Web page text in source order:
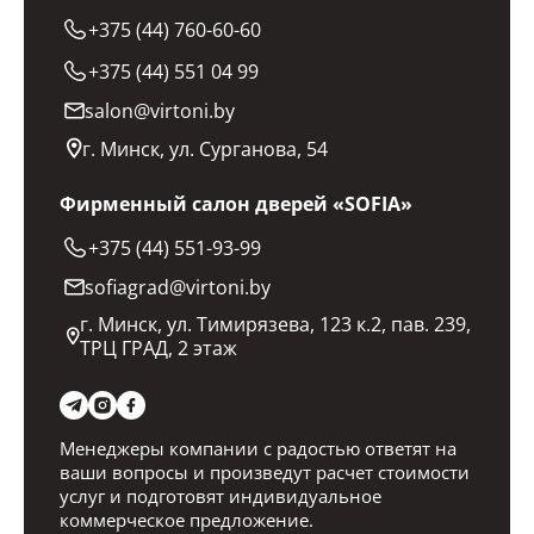
+375 (44) 760-60-60
+375 (44) 551 04 99
salon@virtoni.by
г. Минск, ул. Сурганова, 54
Фирменный салон дверей «SOFIA»
+375 (44) 551-93-99
sofiagrad@virtoni.by
г. Минск, ул. Тимирязева, 123 к.2, пав. 239,
ТРЦ ГРАД, 2 этаж
Менеджеры компании с радостью ответят на
ваши вопросы и произведут расчет стоимости
услуг и подготовят индивидуальное
коммерческое предложение.